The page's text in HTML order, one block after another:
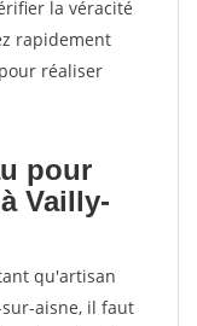
la véracité
rapidement
réaliser
pour
Vailly-
qu'artisan
aisne, il faut